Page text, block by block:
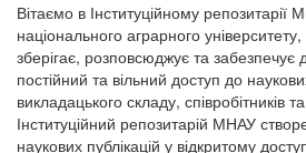
Вітаємо в Інституційному репозитарії
національного аграрного
зберігає, розповсюджує та забезпечує
постійний та вільний доступ до
викладацького складу, співробітників
Інституційний репозитарій МНАУ
наукових публікацій у відкритому